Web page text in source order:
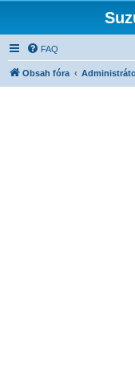
FAQ
Obsah fóra